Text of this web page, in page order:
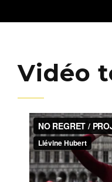
Vidéo